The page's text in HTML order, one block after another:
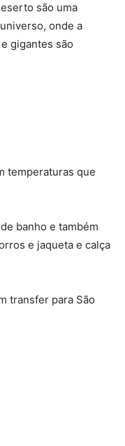
são uma
onde a
gigantes são
temperaturas que
banho e também
e jaqueta e calça
transfer para São